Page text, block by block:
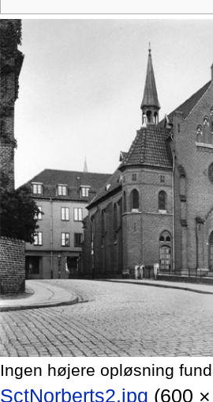
Ingen højere opløsning
SctNorberts2.jpg (600